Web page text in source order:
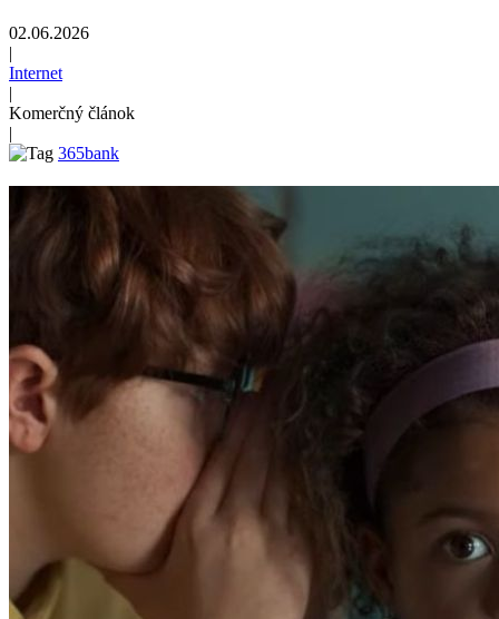
02.06.2026
|
Internet
|
Komerčný článok
|
365bank